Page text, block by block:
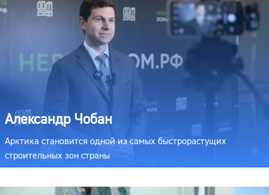
Александр Чобан
Арктика становится одной из самых быстрорастущих
строительных зон страны